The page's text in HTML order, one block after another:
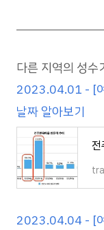
다른 지역의 성수
2023.04.01 - [
날짜 알아보기
2023.04.04 - [